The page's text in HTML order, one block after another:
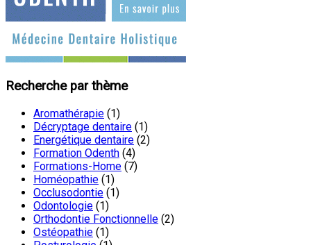
Recherche par thème
Aromathérapie (1)
Décryptage dentaire (1)
Energétique dentaire (2)
Formation Odenth (4)
Formations-Home (7)
Homéopathie (1)
Occlusodontie (1)
Odontologie (1)
Orthodontie Fonctionnelle (2)
Ostéopathie (1)